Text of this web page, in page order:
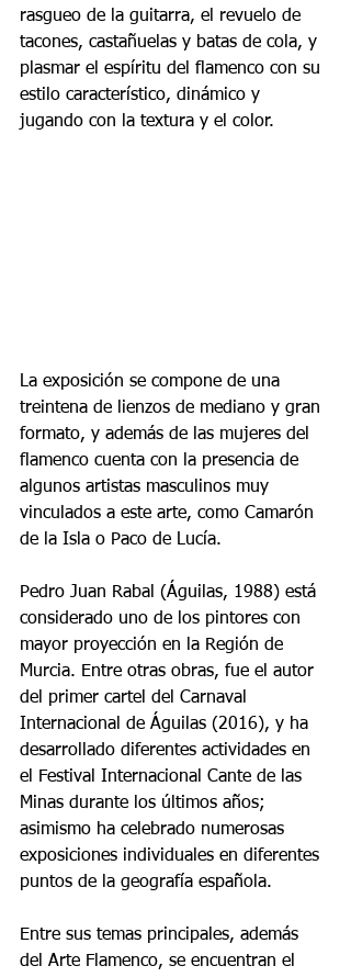
rasgueo de la guitarra, el revuelo de
tacones, castañuelas y batas de cola, y
plasmar el espíritu del flamenco con su
estilo característico, dinámico y
jugando con la textura y el color.
La exposición se compone de una
treintena de lienzos de mediano y gran
formato, y además de las mujeres del
flamenco cuenta con la presencia de
algunos artistas masculinos muy
vinculados a este arte, como Camarón
de la Isla o Paco de Lucía.
Pedro Juan Rabal (Águilas, 1988) está
considerado uno de los pintores con
mayor proyección en la Región de
Murcia. Entre otras obras, fue el autor
del primer cartel del Carnaval
Internacional de Águilas (2016), y ha
desarrollado diferentes actividades en
el Festival Internacional Cante de las
Minas durante los últimos años;
asimismo ha celebrado numerosas
exposiciones individuales en diferentes
puntos de la geografía española.
Entre sus temas principales, además
del Arte Flamenco, se encuentran el